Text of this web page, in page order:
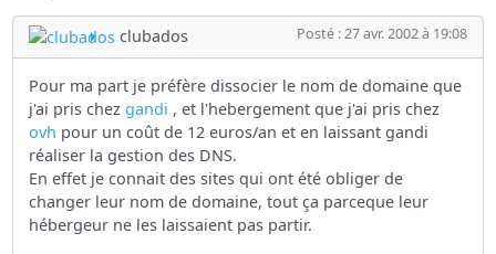
clubados Posté : 27 avr. 2002 à 19:08
Pour ma part je préfère dissocier le nom de domaine que
j'ai pris chezgandi , et l'hebergement que j'ai pris chez
ovh pour un coût de 12 euros/an et en laissant gandi
réaliser la gestion des DNS.
En effet je connait des sites qui ont été obliger de
changer leur nom de domaine, tout ça parceque leur
hébergeur ne les laissaient pas partir.